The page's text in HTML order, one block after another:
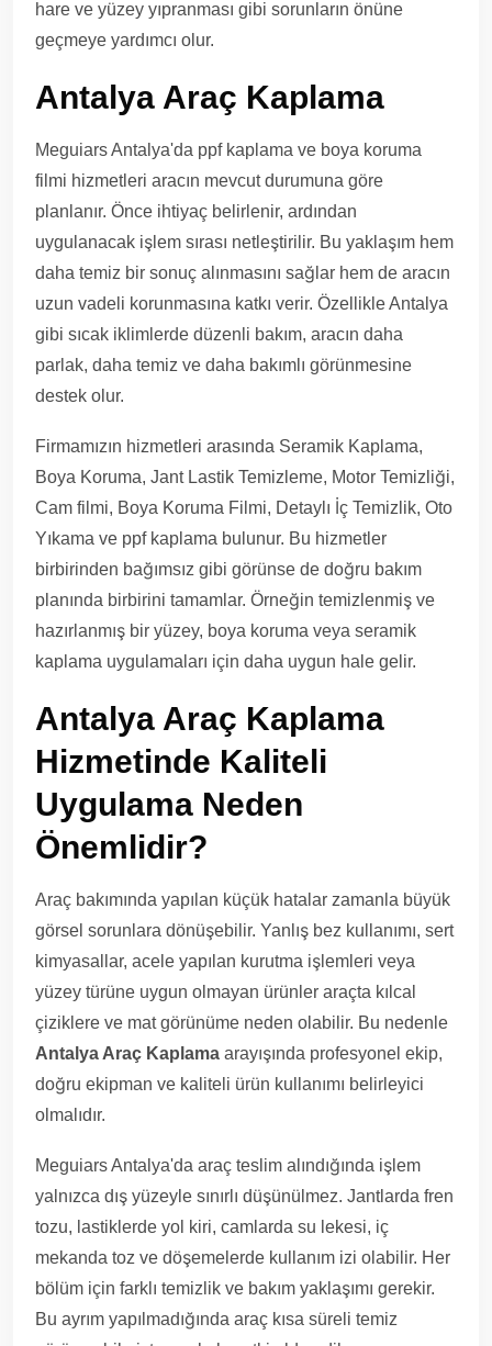
hare ve yüzey yıpranması gibi sorunların önüne
geçmeye yardımcı olur.
Antalya Araç Kaplama
Meguiars Antalya'da ppf kaplama ve boya koruma
filmi hizmetleri aracın mevcut durumuna göre
planlanır. Önce ihtiyaç belirlenir, ardından
uygulanacak işlem sırası netleştirilir. Bu yaklaşım hem
daha temiz bir sonuç alınmasını sağlar hem de aracın
uzun vadeli korunmasına katkı verir. Özellikle Antalya
gibi sıcak iklimlerde düzenli bakım, aracın daha
parlak, daha temiz ve daha bakımlı görünmesine
destek olur.
Firmamızın hizmetleri arasında Seramik Kaplama,
Boya Koruma, Jant Lastik Temizleme, Motor Temizliği,
Cam filmi, Boya Koruma Filmi, Detaylı İç Temizlik, Oto
Yıkama ve ppf kaplama bulunur. Bu hizmetler
birbirinden bağımsız gibi görünse de doğru bakım
planında birbirini tamamlar. Örneğin temizlenmiş ve
hazırlanmış bir yüzey, boya koruma veya seramik
kaplama uygulamaları için daha uygun hale gelir.
Antalya Araç Kaplama
Hizmetinde Kaliteli
Uygulama Neden
Önemlidir?
Araç bakımında yapılan küçük hatalar zamanla büyük
görsel sorunlara dönüşebilir. Yanlış bez kullanımı, sert
kimyasallar, acele yapılan kurutma işlemleri veya
yüzey türüne uygun olmayan ürünler araçta kılcal
çiziklere ve mat görünüme neden olabilir. Bu nedenle
Antalya Araç Kaplama arayışında profesyonel ekip,
doğru ekipman ve kaliteli ürün kullanımı belirleyici
olmalıdır.
Meguiars Antalya'da araç teslim alındığında işlem
yalnızca dış yüzeyle sınırlı düşünülmez. Jantlarda fren
tozu, lastiklerde yol kiri, camlarda su lekesi, iç
mekanda toz ve döşemelerde kullanım izi olabilir. Her
bölüm için farklı temizlik ve bakım yaklaşımı gerekir.
Bu ayrım yapılmadığında araç kısa süreli temiz